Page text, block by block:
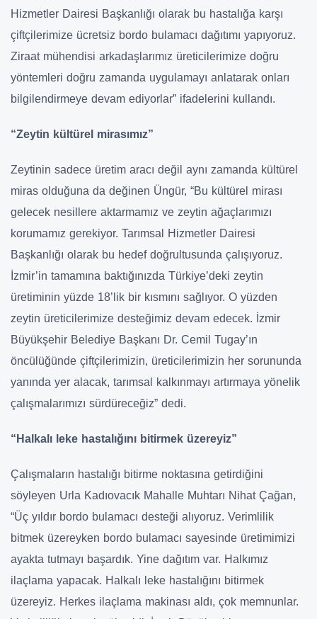
Hizmetler Dairesi Başkanlığı olarak bu hastalığa karşı
çiftçilerimize ücretsiz bordo bulamacı dağıtımı yapıyoruz.
Ziraat mühendisi arkadaşlarımız üreticilerimize doğru
yöntemleri doğru zamanda uygulamayı anlatarak onları
bilgilendirmeye devam ediyorlar” ifadelerini kullandı.
“Zeytin kültürel mirasımız”
Zeytinin sadece üretim aracı değil aynı zamanda kültürel
miras olduğuna da değinen Üngür, “Bu kültürel mirası
gelecek nesillere aktarmamız ve zeytin ağaçlarımızı
korumamız gerekiyor. Tarımsal Hizmetler Dairesi
Başkanlığı olarak bu hedef doğrultusunda çalışıyoruz.
İzmir’in tamamına baktığınızda Türkiye’deki zeytin
üretiminin yüzde 18’lik bir kısmını sağlıyor. O yüzden
zeytin üreticilerimize desteğimiz devam edecek. İzmir
Büyükşehir Belediye Başkanı Dr. Cemil Tugay’ın
öncülüğünde çiftçilerimizin, üreticilerimizin her sorununda
yanında yer alacak, tarımsal kalkınmayı artırmaya yönelik
çalışmalarımızı sürdüreceğiz” dedi.
“Halkalı leke hastalığını bitirmek üzereyiz”
Çalışmaların hastalığı bitirme noktasına getirdiğini
söyleyen Urla Kadıovacık Mahalle Muhtarı Nihat Çağan,
“Üç yıldır bordo bulamacı desteği alıyoruz. Verimlilik
bitmek üzereyken bordo bulamacı sayesinde üretimimizi
ayakta tutmayı başardık. Yine dağıtım var. Halkımız
ilaçlama yapacak. Halkalı leke hastalığını bitirmek
üzereyiz. Herkes ilaçlama makinası aldı, çok memnunlar.